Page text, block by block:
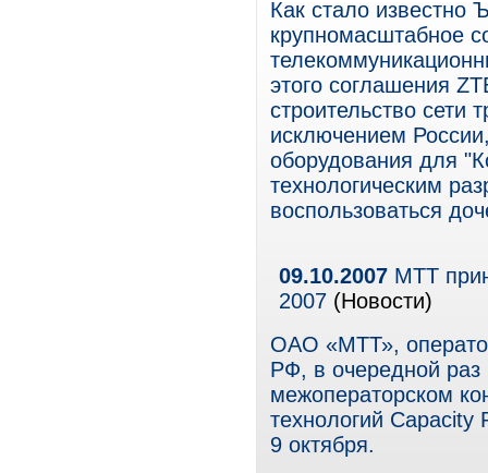
Как стало известно
крупномасштабное
этого соглашения
строительство сети
исключением
оборудования для
технологическим
воспользоваться
09.10.2007 МТТ
2007 (Новости)
ОАО «МТТ»,
РФ, в очередной раз
межоператорском
технологий
9 октября.